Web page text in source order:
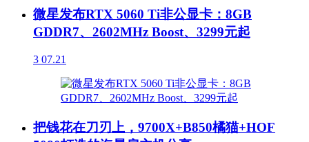
微星发布RTX 5060 Ti非公显卡：8GB
GDDR7、2602MHz Boost、3299元起
3 07.21
把钱花在刀刃上，9700X+B850橘猫+HOF